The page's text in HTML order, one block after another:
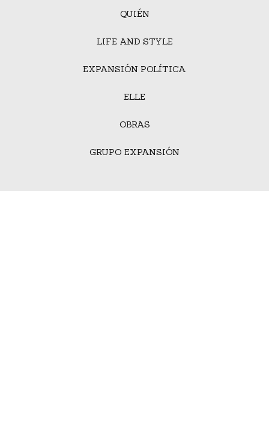
QUIÉN
LIFE AND STYLE
EXPANSIÓN POLÍTICA
ELLE
OBRAS
GRUPO EXPANSIÓN